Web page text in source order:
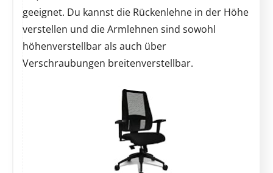
geeignet. Du kannst die Rückenlehne in der Höhe
verstellen und die Armlehnen sind sowohl
höhenverstellbar als auch über
Verschraubungen breitenverstellbar.